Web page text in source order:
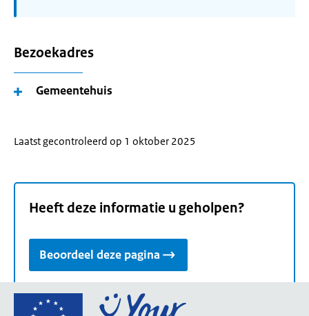
Bezoekadres
Gemeentehuis
Laatst gecontroleerd op 1 oktober 2025
Heeft deze informatie u geholpen?
Beoordeel deze pagina
Ga